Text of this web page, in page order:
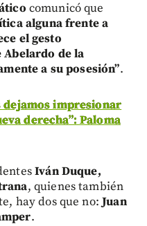
comunicó que
alguna frente a
el gesto
de la
a su posesión”.
dejamos impresionar
derecha”: Paloma
Iván Duque,
, quienes también
hay dos que no:Juan
.